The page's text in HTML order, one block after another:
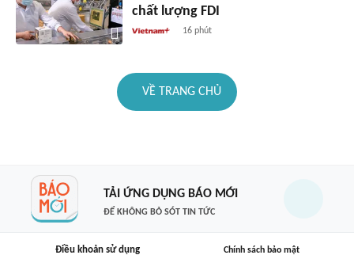
chất lượng FDI
16 phút
VỀ TRANG CHỦ
TẢI ỨNG DỤNG BÁO MỚI
ĐỂ KHÔNG BỎ SÓT TIN TỨC
Điều khoản sử dụng Chính sách bảo mật